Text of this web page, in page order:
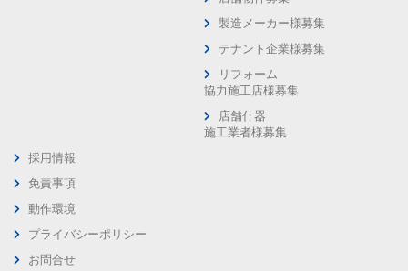
製造メーカー様募集
テナント企業様募集
リフォーム
協力施工店様募集
店舗什器
施工業者様募集
採用情報
免責事項
動作環境
プライバシーポリシー
お問合せ